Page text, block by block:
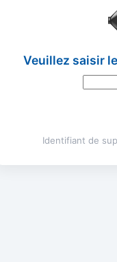
Veuillez saisir
Identifiant de